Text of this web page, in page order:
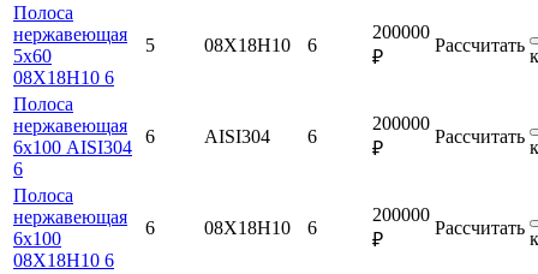
Полоса
нержавеющая
5х60
08Х18Н10 6
5 08Х18Н10 6
200000
₽
Рассчитать
Полоса
нержавеющая
6х100 AISI304
6
6 AISI304 6
200000
₽
Рассчитать
Полоса
нержавеющая
6х100
08Х18Н10 6
6 08Х18Н10 6
200000
₽
Рассчитать